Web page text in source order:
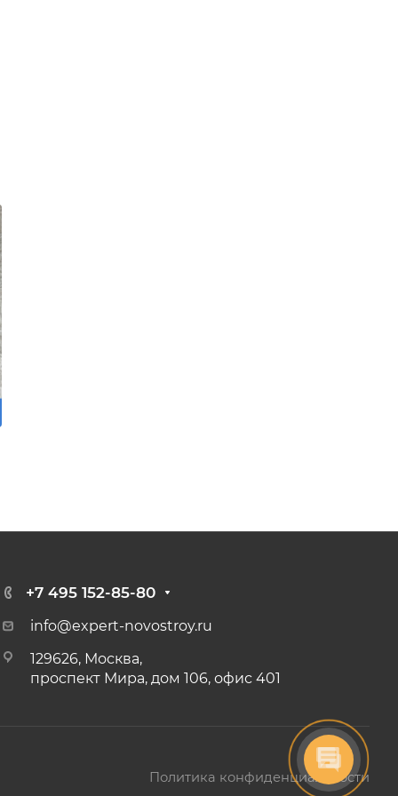
+7 495 152-85-80
info@expert-novostroy.ru
129626, Москва,
проспект Мира, дом 106, офис 401
Политика конфиденциальности